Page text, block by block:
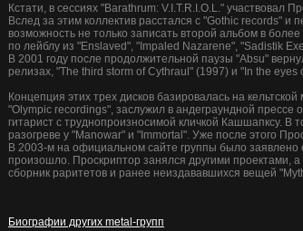
Кстати, в сессиях "Barathrum: V.I.T.R.I.O.L." участвовал
Вслед за этим коллектив расстался с "Gothic records"
возможность не только записать второй альбом в
по лейблу из "Enslaved", "Impaled Nazarene", "Sadistik
В 2001 году после продолжительной паузы "Absu"
релизах, "The third storm of Cythraul" (1997) и "In the eyes
Концепция этих трех дисков базировалась на
"Olympic recordings", заслужил в андеграундной прессе
гитарист с труднопроизносимой кличкой Кашшапксу. В
разогреве у "Manowar" и "Immortal". Уже после этого
В 2003-м на официальном сайте группы было заявлено
произошло. Проскриптор занялся другими проектами,
сборник раритетов и ранее неиздававшихся вещей
Биографии других metal-групп